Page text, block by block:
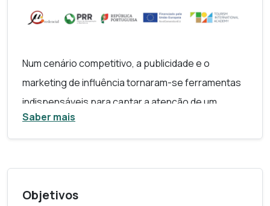
Num cenário competitivo, a publicidade e o
marketing de influência tornaram-se ferramentas
indispensáveis para captar a atenção de um
público exigente e global, no setor do turismo.
Esta microcredencial aprofunda estratégias e
contexto do turismo. Desde a identificação dos
Saber mais
Objetivos